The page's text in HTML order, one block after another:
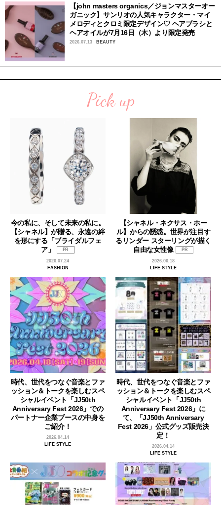
【john masters organics／ジョンマスターオー
ガニック】サンリオの人気キャラクター・マイ
メロディとクロミ限定デザイン♡ ヘアブラシと
ヘアオイルが7月16日（木）より限定発売
2026.07.13 BEAUTY
Pick up
今の私に、そして未来の私に。
【シャネル】が贈る、永遠の絆
を形にする「ブライダルフェ
ア」
PR
2026.07.24
FASHION
【シャネル・ネクサス・ホー
ル】からの誘惑。世界が注目す
るリンダー スターリングが描く
自由な女性像
PR
2026.06.18
LIFE STYLE
時代、世代をつなぐ音楽とファ
ッション＆トークを楽しむスペ
シャルイベント「JJ50th
Anniversary Fest 2026」での
パートナー企業ブースの中身を
ご紹介！
2026.04.14
LIFE STYLE
時代、世代をつなぐ音楽とファ
ッション＆トークを楽しむスペ
シャルイベント「JJ50th
Anniversary Fest 2026」に
て、「JJ50th Anniversary
Fest 2026」公式グッズ販売決
定！
2026.04.14
LIFE STYLE